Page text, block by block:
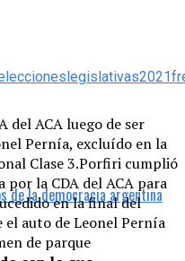
de la democracia argentina
del ACA luego de ser
Pernía, excluído en la
Clase 3.Porfiri cumplió
la CDA del ACA para
en la final del
el auto de Leonel Pernía
de parque